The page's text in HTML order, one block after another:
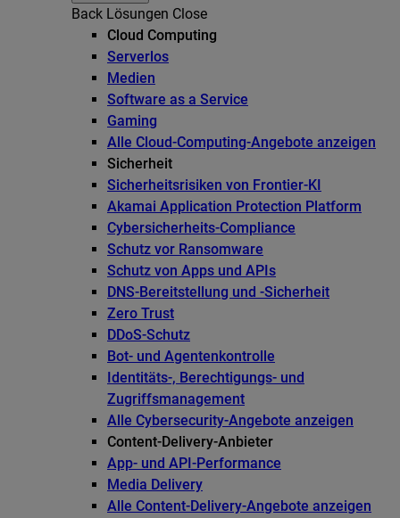
Back Lösungen Close
Cloud Computing
Serverlos
Medien
Software as a Service
Gaming
Alle Cloud-Computing-Angebote anzeigen
Sicherheit
Sicherheitsrisiken von Frontier-KI
Akamai Application Protection Platform
Cybersicherheits-Compliance
Schutz vor Ransomware
Schutz von Apps und APIs
DNS-Bereitstellung und -Sicherheit
Zero Trust
DDoS-Schutz
Bot- und Agentenkontrolle
Identitäts-, Berechtigungs- und
Zugriffsmanagement
Alle Cybersecurity-Angebote anzeigen
Content-Delivery-Anbieter
App- und API-Performance
Media Delivery
Alle Content-Delivery-Angebote anzeigen